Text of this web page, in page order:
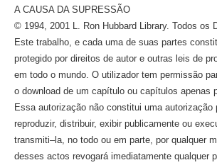
A CAUSA DA SUPRESSÃO
© 1994, 2001 L. Ron Hubbard Library. Todos os
Este trabalho, e cada uma de suas partes
protegido por direitos de autor e outras leis de
em todo o mundo. O utilizador tem permissão
o download de um capítulo ou capítulos apenas
Essa autorização não constitui uma autorização
reproduzir, distribuir, exibir publicamente ou
transmiti–la, no todo ou em parte, por qualquer
desses actos revogará imediatamente qualquer